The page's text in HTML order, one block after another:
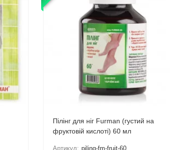
Пілінг для ніг Furman (густий на
фруктовій кислоті) 60 мл
Артикул: piling-fm-fruit-60